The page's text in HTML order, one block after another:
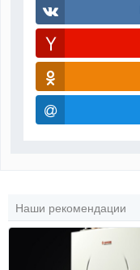
Наши рекомендации